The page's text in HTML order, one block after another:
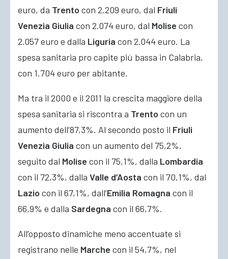
euro, da Trento con 2.209 euro, dal Friuli
Venezia Giulia con 2.074 euro, dal Molise con
2.057 euro e dalla Liguria con 2.044 euro. La
spesa sanitaria pro capite più bassa in Calabria,
con 1.704 euro per abitante.
Ma tra il 2000 e il 2011 la crescita maggiore della
spesa sanitaria si riscontra a Trento con un
aumento dell’87,3%. Al secondo posto il Friuli
Venezia Giulia con un aumento del 75,2%,
seguito dal Molise con il 75,1%, dalla Lombardia
con il 72,3%, dalla Valle d’Aosta con il 70,1%, dal
Lazio con il 67,1%, dall’Emilia Romagna con il
66,9% e dalla Sardegna con il 66,7%.
All’opposto dinamiche meno accentuate si
registrano nelle Marche con il 54,7%, nel